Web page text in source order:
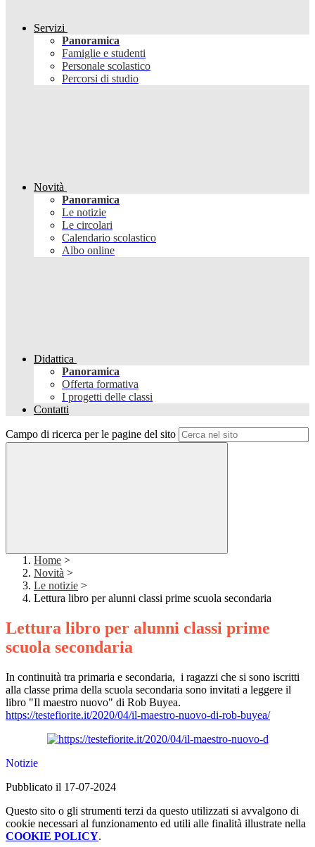
Servizi
Panoramica
Famiglie e studenti
Personale scolastico
Percorsi di studio
Novità
Panoramica
Le notizie
Le circolari
Calendario scolastico
Albo online
Didattica
Panoramica
Offerta formativa
I progetti delle classi
Contatti
Campo di ricerca per le pagine del sito
Home >
Novità >
Le notizie >
Lettura libro per alunni classi prime scuola secondaria
Lettura libro per alunni classi prime
scuola secondaria
In continuità tra primaria e secondaria, i ragazzi che si sono iscritti
alla classe prima della scuola secondaria sono invitati a leggere il
libro "Il maestro nuovo" di Rob Buyea.
https://testefiorite.it/2020/04/il-maestro-nuovo-di-rob-buyea/
Notizie
Pubblicato il 17-07-2024
Questo sito o gli strumenti terzi da questo utilizzati si avvalgono di
cookie necessari al funzionamento ed utili alle finalità illustrate nella
COOKIE POLICY.